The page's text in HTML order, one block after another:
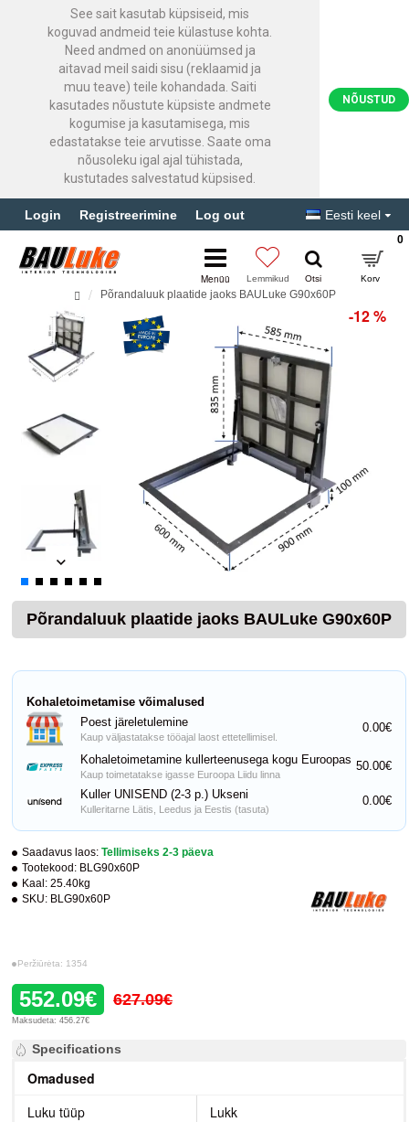
See sait kasutab küpsiseid, mis
koguvad andmeid teie külastuse kohta.
Need andmed on anonüümsed ja
aitavad meil saidi sisu (reklaamid ja
muu teave) teile kohandada. Saiti
kasutades nõustute küpsiste andmete
kogumise ja kasutamisega, mis
edastatakse teie arvutisse. Saate oma
nõusoleku igal ajal tühistada,
kustutades salvestatud küpsised.
NÕUSTUD
Login Registreerimine Log out Eesti keel
0
Põrandaluuk plaatide jaoks BAULuke G90x60P
-12 %
Põrandaluuk plaatide jaoks BAULuke G90x60P
Saadavus laos: Tellimiseks 2-3 päeva
Tootekood: BLG90x60P
Kaal: 25.40kg
SKU: BLG90x60P
Peržiūrėta: 1354
552.09€ 627.09€
Maksudeta: 456.27€
Kohaletoimetamise võimalused
Poest järeletulemine
Kaup väljastatakse tööajal laost ettetellimisel.
0.00€
Kohaletoimetamine kullerteenusega kogu Euroopas
Kaup toimetatakse igasse Euroopa Liidu linna
50.00€
Kuller UNISEND (2-3 p.) Ukseni
Kulleritarne Lätis, Leedus ja Eestis (tasuta)
0.00€
Specifications
Omadused
Luku tüüp
Lukk